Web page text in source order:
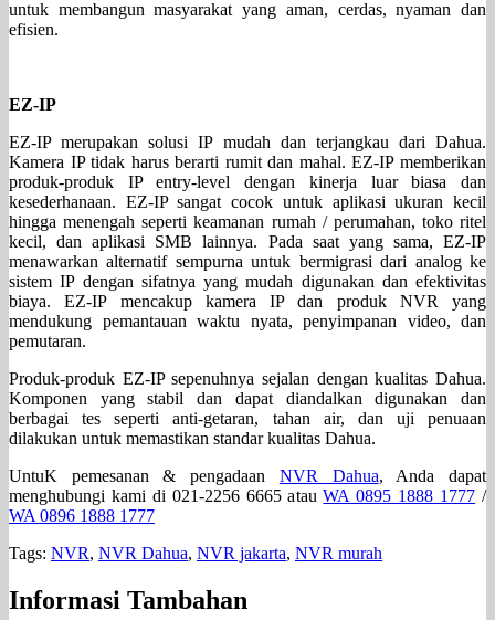
untuk membangun masyarakat yang aman, cerdas, nyaman dan
efisien.
EZ-IP
EZ-IP merupakan solusi IP mudah dan terjangkau dari Dahua.
Kamera IP tidak harus berarti rumit dan mahal. EZ-IP memberikan
produk-produk IP entry-level dengan kinerja luar biasa dan
kesederhanaan. EZ-IP sangat cocok untuk aplikasi ukuran kecil
hingga menengah seperti keamanan rumah / perumahan, toko ritel
kecil, dan aplikasi SMB lainnya. Pada saat yang sama, EZ-IP
menawarkan alternatif sempurna untuk bermigrasi dari analog ke
sistem IP dengan sifatnya yang mudah digunakan dan efektivitas
biaya. EZ-IP mencakup kamera IP dan produk NVR yang
mendukung pemantauan waktu nyata, penyimpanan video, dan
pemutaran.
Produk-produk EZ-IP sepenuhnya sejalan dengan kualitas Dahua.
Komponen yang stabil dan dapat diandalkan digunakan dan
berbagai tes seperti anti-getaran, tahan air, dan uji penuaan
dilakukan untuk memastikan standar kualitas Dahua.
UntuK pemesanan & pengadaan NVR Dahua, Anda dapat
menghubungi kami di 021-2256 6665 atauWA 0895 1888 1777 /
WA 0896 1888 1777
Tags: NVR, NVR Dahua, NVR jakarta, NVR murah
Informasi Tambahan